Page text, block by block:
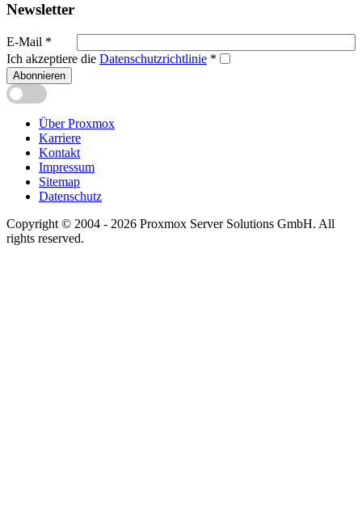
Newsletter
E-Mail *
Ich akzeptiere die Datenschutzrichtlinie *
Abonnieren
Über Proxmox
Karriere
Kontakt
Impressum
Sitemap
Datenschutz
Copyright © 2004 - 2026 Proxmox Server Solutions GmbH. All
rights reserved.